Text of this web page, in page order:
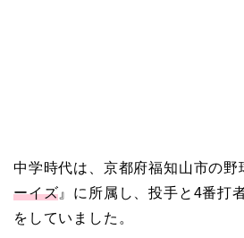
中学時代は、京都府福知山市の野
ーイズ 』に所属し、投手と4番打
をしていました。